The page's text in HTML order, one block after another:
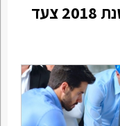
כיצד להכין תכנית עבודה לשנת 2018 צעד